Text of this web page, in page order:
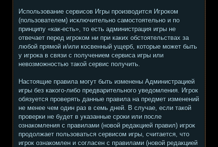
Использование сервисов Игры производится Игроком
(пользователем) исключительно самостоятельно и по
принципу «как-есть», то есть администрация игры не
отвечает перед игроком ни при каких обстоятельствах за
любой прямой и/или косвенный ущерб, которые может быть
у игрока в связи с получением сервиса игры или
невозможностью такой сервис получить.
Настоящие правила могут быть изменены Администрацией
игры без какого-либо предварительного уведомления. Игрок
обязуется проверять данные правила на предмет изменений
не менее чем один раз в семь дней. В случае, если такой
проверки не будет в указанные сроки или после
ознакомления с правилами (новой редакцией правил) игрок
продолжает пользоваться сервисом игры, считается, что
игрок ознакомлен и согласен с правилами (новой редакцией